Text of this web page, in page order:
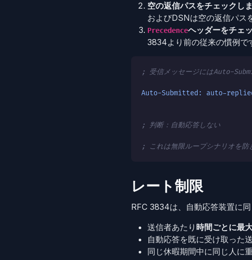
空の返信パスをチェックしま
およびDSNは空の返信パス
Precedenceヘッダーをチェ
3834より前の従来の慣例で
; 受信メッセージにはAuto-
Auto-Submitted: auto-
; 判断：自動応答しない
; これは無限ループシナリオを防
レート制限
RFC 3834は、自動応答装置に
送信者あたり 時間ごとに最
自動応答を既に受け取った
同じ休暇期間中に同じ人に